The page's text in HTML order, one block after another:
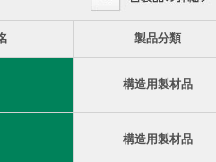
製品分類
構造用製材品
構造用製材品